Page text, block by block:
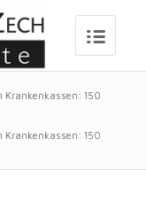
Krankenkassen: 150
Krankenkassen: 150